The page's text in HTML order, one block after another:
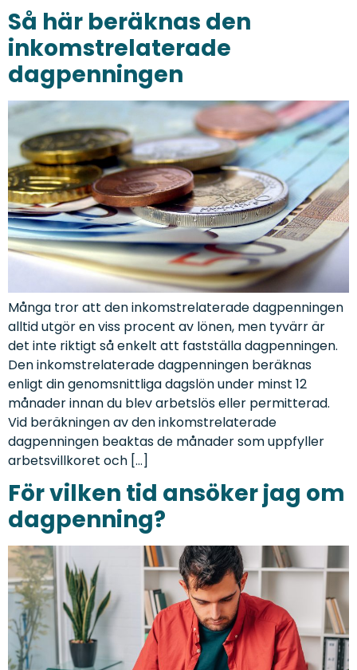
Så här beräknas den
inkomstrelaterade
dagpenningen
Många tror att den inkomstrelaterade dagpenningen
alltid utgör en viss procent av lönen, men tyvärr är
det inte riktigt så enkelt att fastställa dagpenningen.
Den inkomstrelaterade dagpenningen beräknas
enligt din genomsnittliga dagslön under minst 12
månader innan du blev arbetslös eller permitterad.
Vid beräkningen av den inkomstrelaterade
dagpenningen beaktas de månader som uppfyller
arbetsvillkoret och […]
För vilken tid ansöker jag om
dagpenning?